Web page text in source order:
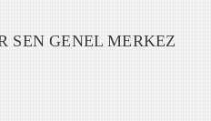
SEN GENEL MERKEZ